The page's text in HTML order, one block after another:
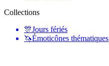
Collections
🎊Jours fériés
🦄Émoticônes thématiques